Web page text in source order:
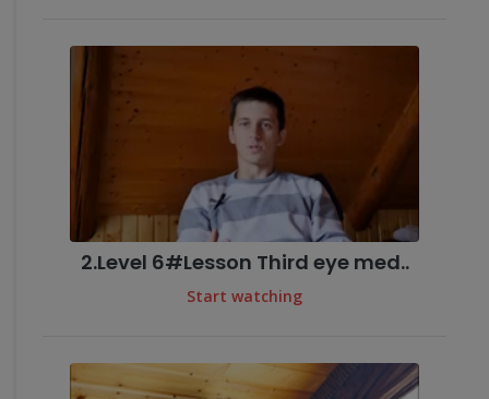
2.Level 6#Lesson Third eye med..
Start watching